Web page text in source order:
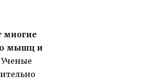
многие
мышц и
Ученые